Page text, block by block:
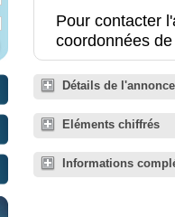
Pour contacter
coordonnées
Détails de l'annonce
Eléments chiffrés
Informations